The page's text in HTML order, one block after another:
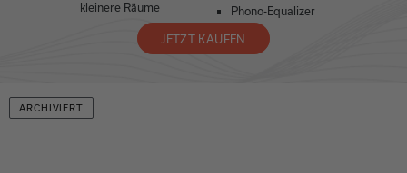
kleinere Räume
Phono-Equalizer
JETZT KAUFEN
ARCHIVIERT